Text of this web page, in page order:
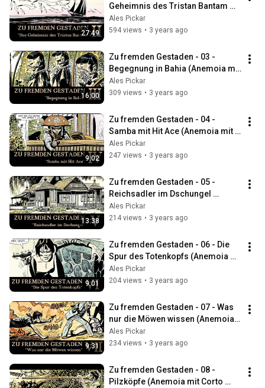
27:49
Geheimnis des Tristan Bantam
(Anemoia mit Corto Maltese)
Ales Pickar
594 views • 3 years ago
16:00
Zu fremden Gestaden - 03 -
Begegnung in Bahia (Anemoia mit
Corto Maltese)
Ales Pickar
309 views • 3 years ago
9:02
Zu fremden Gestaden - 04 -
Samba mit Hit Ace (Anemoia mit
Corto Maltese)
Ales Pickar
247 views • 3 years ago
13:38
Zu fremden Gestaden - 05 -
Reichsadler im Dschungel
(Anemoia mit Corto Maltese)
Ales Pickar
214 views • 3 years ago
9:01
Zu fremden Gestaden - 06 - Die
Spur des Totenkopfs (Anemoia
mit Corto Maltese)
Ales Pickar
204 views • 3 years ago
9:31
Zu fremden Gestaden - 07 - Was
nur die Möwen wissen (Anemoia
mit Corto Maltese)
Ales Pickar
234 views • 3 years ago
Zu fremden Gestaden - 08 -
Pilzköpfe (Anemoia mit Corto